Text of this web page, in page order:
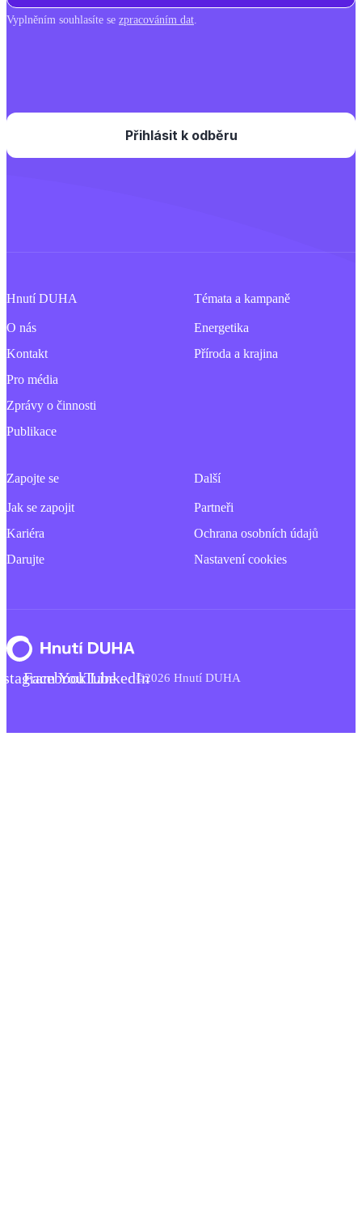
Vyplněním souhlasíte se zpracováním dat.
Hnutí DUHA
O nás
Kontakt
Pro média
Zprávy o činnosti
Publikace
Témata a kampaně
Energetika
Příroda a krajina
Zapojte se
Jak se zapojit
Kariéra
Darujte
Další
Partneři
Ochrana osobních údajů
Nastavení cookies
FacebookYouTubeLinkedIn©2026 Hnutí DUHA